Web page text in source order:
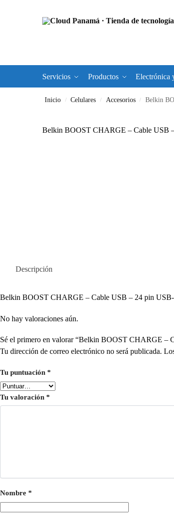
Servicios Productos Electrónica
Inicio / Celulares / Accesorios / Belkin
Belkin BOOST CHARGE – Cable USB
Descripción
Belkin BOOST CHARGE – Cable USB – 24 pin
No hay valoraciones aún.
Sé el primero en valorar “Belkin BOOST CHARGE
Tu dirección de correo electrónico no será publicada.
Tu puntuación *
Tu valoración *
Nombre *